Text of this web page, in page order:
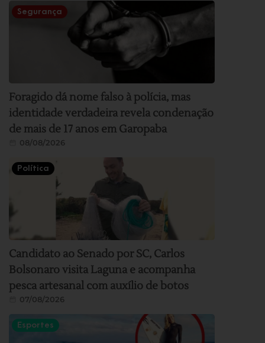
Segurança
Foragido dá nome falso à polícia, mas
identidade verdadeira revela condenação
de mais de 17 anos em Garopaba
08/08/2026
Política
Candidato ao Senado por SC, Carlos
Bolsonaro visita Laguna e acompanha
pesca artesanal com auxílio de botos
07/08/2026
Esportes